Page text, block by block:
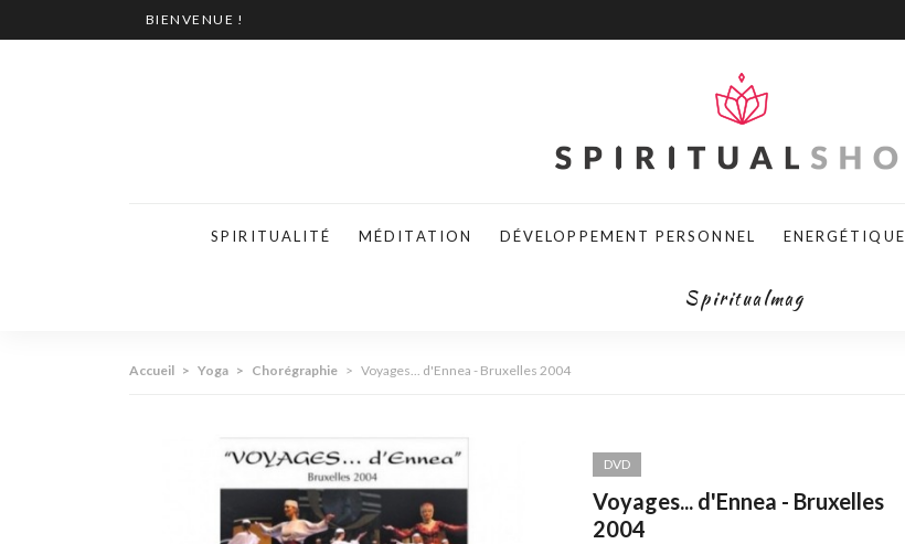
BIENVENUE !
SPIRITUALITÉ MÉDITATION DÉVELOPPEMENT PERSONNEL ENERGÉTIQUE
Spiritualmag
Accueil > Yoga > Chorégraphie > Voyages... d'Ennea - Bruxelles 2004
DVD
Voyages... d'Ennea - Bruxelles
2004